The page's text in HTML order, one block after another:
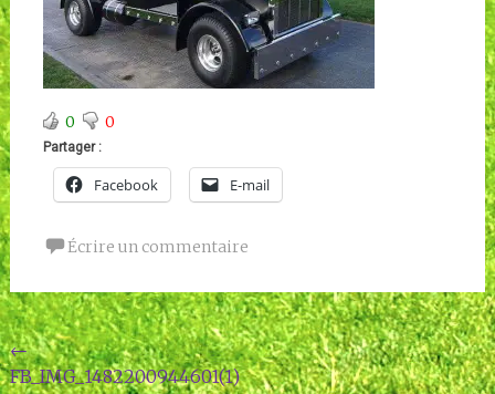
0 0
Partager :
Facebook E-mail
Écrire un commentaire
Navigation
←
FB_IMG_1482200944601(1)